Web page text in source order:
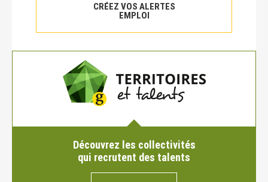
CRÉEZ VOS ALERTES
EMPLOI
Découvrez les collectivités
qui recrutent des talents